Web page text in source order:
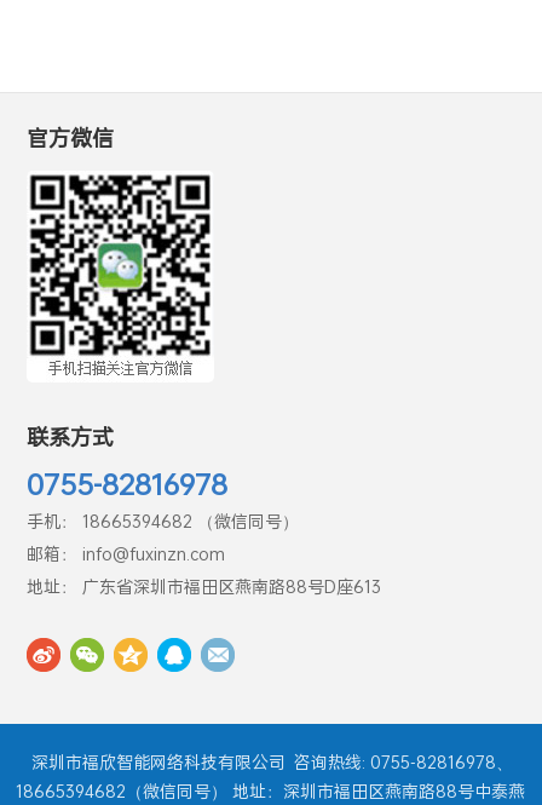
官方微信
联系方式
0755-82816978
手机： 18665394682 （微信同号）
邮箱： info@fuxinzn.com
地址： 广东省深圳市福田区燕南路88号D座613
深圳市福欣智能网络科技有限公司 咨询热线: 0755-82816978、
18665394682（微信同号） 地址：深圳市福田区燕南路88号中泰燕